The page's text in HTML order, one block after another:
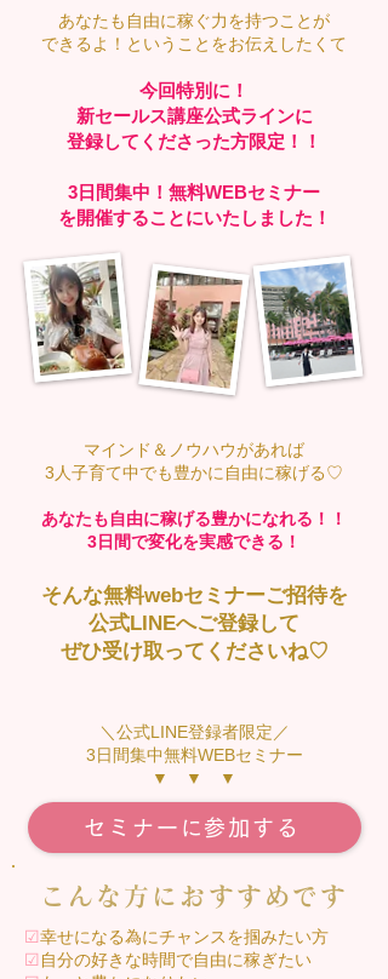
あなたも自由に稼ぐ力を持つことが
できるよ！ということをお伝えしたくて
今回特別に！
新セールス講座公式ラインに
登録してくださった方限定！！
3日間集中！無料WEBセミナー
を開催することにいたしました！
​​マインド＆ノウハウがあれば
3人子育て中でも豊かに自由に稼げる♡​
あなたも自由に稼げる豊かになれる！！
3日間で変化を実感できる！
そんな無料webセミナーご招待を
公式LINEへご登録して
ぜひ受け取ってくださいね♡
＼公式LINE登録者限定／
3日間集中無料WEBセミナー
▼ ▼ ▼
セミナーに参加する
こんな方におすすめです
☑︎幸せになる為にチャンスを掴みたい方
☑︎ 自分の好きな時間で自由に稼ぎたい